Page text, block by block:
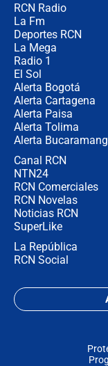
RCN Radio
La Fm
Deportes RCN
La Mega
Radio 1
El Sol
Alerta Bogotá
Alerta Cartagena
Alerta Paisa
Alerta Tolima
Alerta
Canal RCN
NTN24
RCN Comerciales
RCN Novelas
Noticias RCN
SuperLike
La República
RCN Social